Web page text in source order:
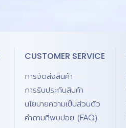
CUSTOMER SERVICE
การจัดส่งสินค้า
การรับประกันสินค้า
นโยบายความเป็นส่วนตัว
คำถามที่พบบ่อย (FAQ)